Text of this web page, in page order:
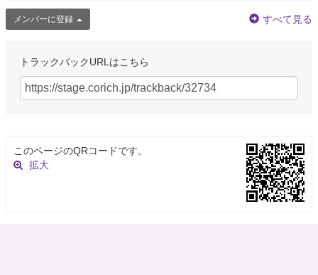
メンバーに登録 すべて見る
トラックバックURLはこちら
このページのQRコードです。
拡大